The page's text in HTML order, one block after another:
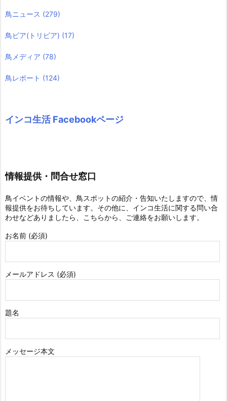
鳥ニュース (279)
鳥ビア(トリビア) (17)
鳥メディア (78)
鳥レポート (124)
インコ生活 Facebookページ
情報提供・問合せ窓口
鳥イベントの情報や、鳥スポットの紹介・告知いたしますので、情
報提供をお待ちしています。その他に、インコ生活に関する問い合
わせなどありましたら、こちらから、ご連絡をお願いします。
お名前 (必須)
メールアドレス (必須)
題名
メッセージ本文